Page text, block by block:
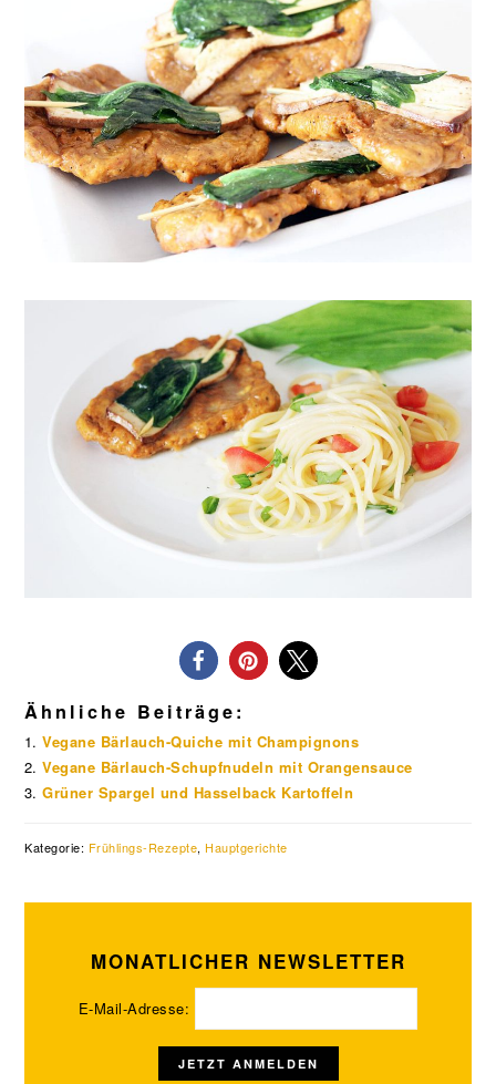
Ähnliche Beiträge:
Vegane Bärlauch-Quiche mit Champignons
Vegane Bärlauch-Schupfnudeln mit Orangensauce
Grüner Spargel und Hasselback Kartoffeln
Kategorie: Frühlings-Rezepte, Hauptgerichte
MONATLICHER NEWSLETTER
E-Mail-Adresse: